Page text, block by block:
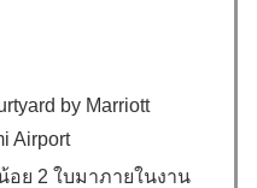
by Marriott
Airport
ย 2 ใบมาภายในงาน